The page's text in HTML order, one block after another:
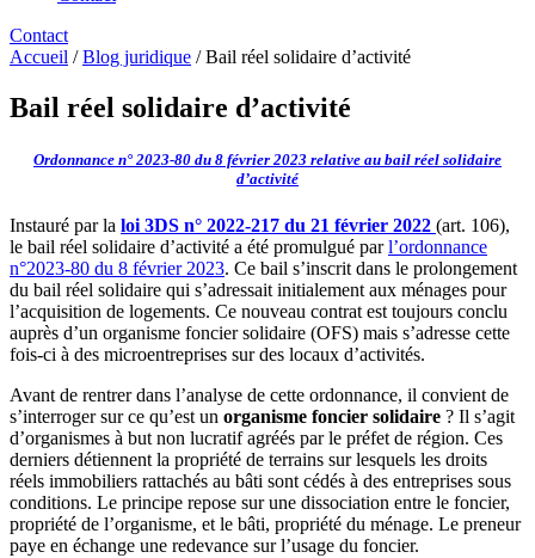
Contact
Accueil / Blog juridique / Bail réel solidaire d’activité
Bail réel solidaire d’activité
Ordonnance n° 2023-80 du 8 février 2023 relative au bail réel solidaire
d’activité
Instauré par la loi 3DS n° 2022-217 du 21 février 2022 (art. 106),
le bail réel solidaire d’activité a été promulgué parl’ordonnance
n°2023-80 du 8 février 2023. Ce bail s’inscrit dans le prolongement
du bail réel solidaire qui s’adressait initialement aux ménages pour
l’acquisition de logements. Ce nouveau contrat est toujours conclu
auprès d’un organisme foncier solidaire (OFS) mais s’adresse cette
fois-ci à des microentreprises sur des locaux d’activités.
Avant de rentrer dans l’analyse de cette ordonnance, il convient de
s’interroger sur ce qu’est un organisme foncier solidaire ? Il s’agit
d’organismes à but non lucratif agréés par le préfet de région. Ces
derniers détiennent la propriété de terrains sur lesquels les droits
réels immobiliers rattachés au bâti sont cédés à des entreprises sous
conditions. Le principe repose sur une dissociation entre le foncier,
propriété de l’organisme, et le bâti, propriété du ménage. Le preneur
paye en échange une redevance sur l’usage du foncier.